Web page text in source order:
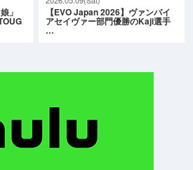
」 【EVO Japan 2026】ヴァンパイ
アセイヴァー部門優勝のKaji選手
…